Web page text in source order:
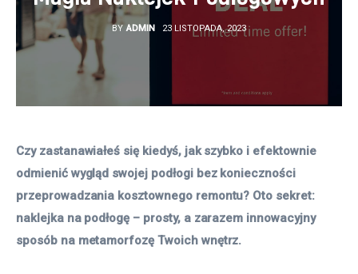
Dom i ogród
Uroda
BY ADMIN 23 LISTOPADA, 2023
Czy zastanawiałeś się kiedyś, jak szybko i efektownie
odmienić wygląd swojej podłogi bez konieczności
przeprowadzania kosztownego remontu? Oto sekret:
naklejka na podłogę – prosty, a zarazem innowacyjny
sposób na metamorfozę Twoich wnętrz.